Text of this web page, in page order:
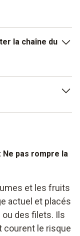
la chaîne du
se détériorent.
à l'avance
de contrôle,
pas rompre la
et les fruits
actuel et placés
des filets. Ils
courent le risque